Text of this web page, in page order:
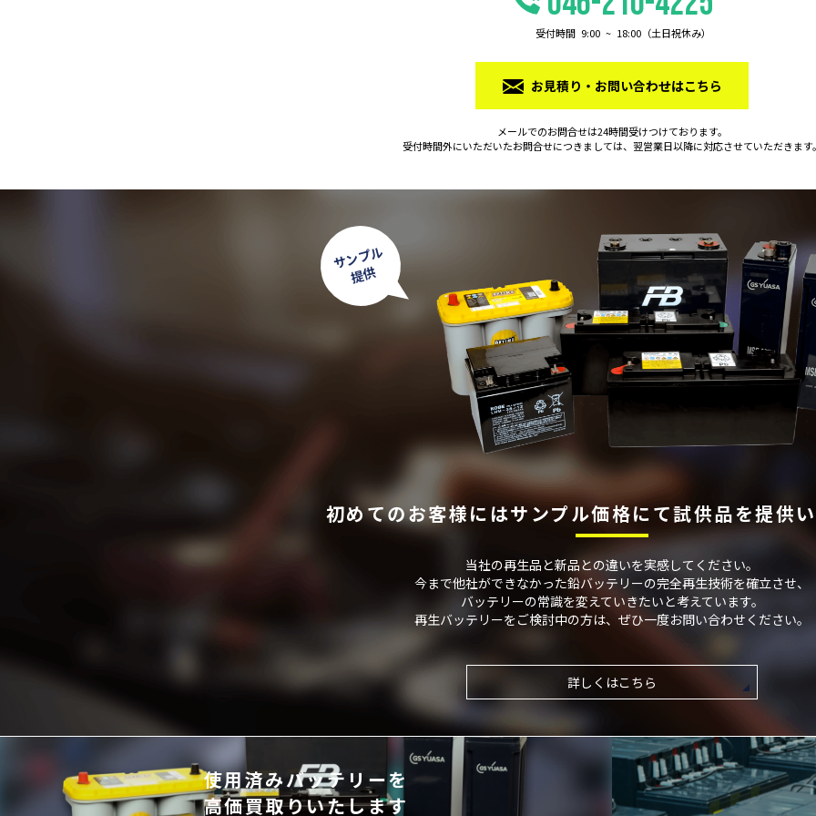
受付時間 9:00 ~ 18:00（⼟⽇祝休み）
お⾒積り・お問い合わせはこちら
メールでのお問合せは24時間受けつけております。
受付時間外にいただいたお問合せにつきましては、 翌営業日以降に対応させていただきます
サンプル
提供
初めてのお客様にはサンプル価格にて試供品を提供
当社の再⽣品と新品との違いを実感してください。
今まで他社ができなかった鉛バッテリーの完全再⽣技術を確⽴させ、
バッテリーの常識を変えていきたいと考えています。
再⽣バッテリーをご検討中の⽅は、ぜひ⼀度お問い合わせください。
詳しくはこちら
使⽤済みバッテリーを
⾼価買取りいたします